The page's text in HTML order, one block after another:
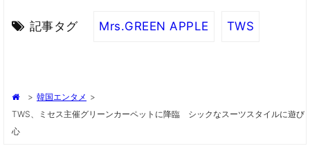
記事タグ Mrs.GREEN APPLE TWS
> 韓国エンタメ >
TWS、ミセス主催グリーンカーペットに降臨 シックなスーツスタイルに遊び
心